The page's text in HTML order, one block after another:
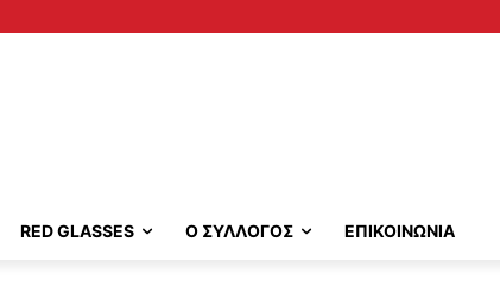
RED GLASSES Ο ΣΥΛΛΟΓΟΣ ΕΠΙΚΟΙΝΩΝΙΑ